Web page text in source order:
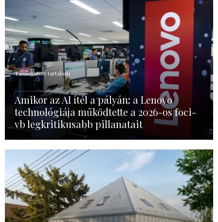
Támogatott tartalom
Amikor az AI ítél a pályán: a Lenovo
technológiája működtette a 2026-os foci-
vb legkritikusabb pillanatait